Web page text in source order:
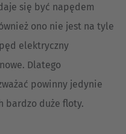
się być napędem
ono nie jest na tyle
elektryczny
Dlatego
powinny jedynie
bardzo duże floty.